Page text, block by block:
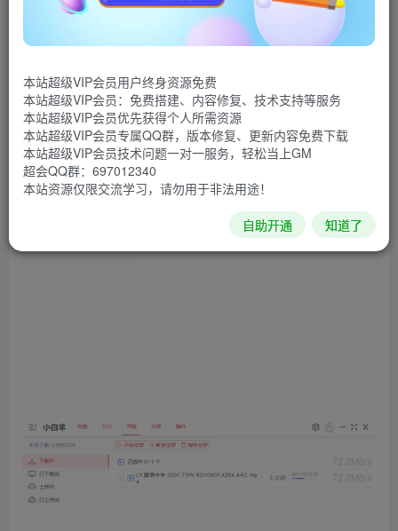
的PC客户端，已经实现了阿里云盘官方客户端的基本功能，
使用flutter开发。比官方阿里云盘客户端下载速度更快，特色
量改名、在线解压、导入文件分享链接等。
软件截图
本站超级VIP会员用户终身资源免费
本站超级VIP会员：免费搭建、内容修复、技术支持等服务
本站超级VIP会员优先获得个人所需资源
本站超级VIP会员专属QQ群，版本修复、更新内容免费下载
本站超级VIP会员技术问题一对一服务，轻松当上GM
超会QQ群：697012340
本站资源仅限交流学习，请勿用于非法用途！
自助开通 知道了